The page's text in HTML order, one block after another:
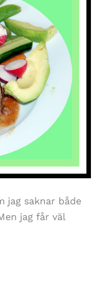
jag saknar både
jag får väl